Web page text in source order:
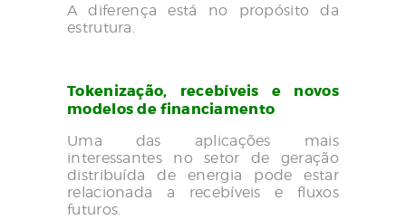
A diferença está no propósito da
estrutura.
Tokenização, recebíveis e novos
modelos de financiamento
Uma das aplicações mais
interessantes no setor de geração
distribuída de energia pode estar
relacionada a recebíveis e fluxos
futuros.